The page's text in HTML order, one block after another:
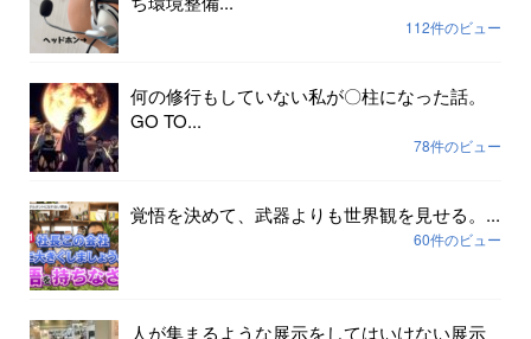
112件のビュー
何の修行もしていない私が〇柱になった話。
GO TO...
78件のビュー
覚悟を決めて、武器よりも世界観を見せる。...
60件のビュー
人が集まるような展示をしてはいけない展示